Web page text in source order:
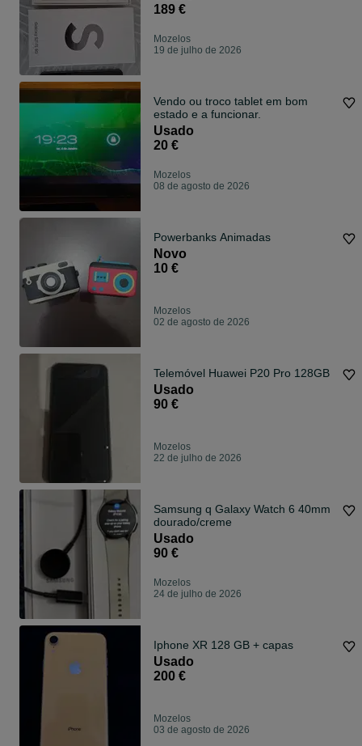
189 €
Mozelos
19 de julho de 2026
Vendo ou troco tablet em bom
estado e a funcionar.
Usado
20 €
Mozelos
08 de agosto de 2026
Powerbanks Animadas
Novo
10 €
Mozelos
02 de agosto de 2026
Telemóvel Huawei P20 Pro 128GB
Usado
90 €
Mozelos
22 de julho de 2026
Samsung q Galaxy Watch 6 40mm
dourado/creme
Usado
90 €
Mozelos
24 de julho de 2026
Iphone XR 128 GB + capas
Usado
200 €
Mozelos
03 de agosto de 2026